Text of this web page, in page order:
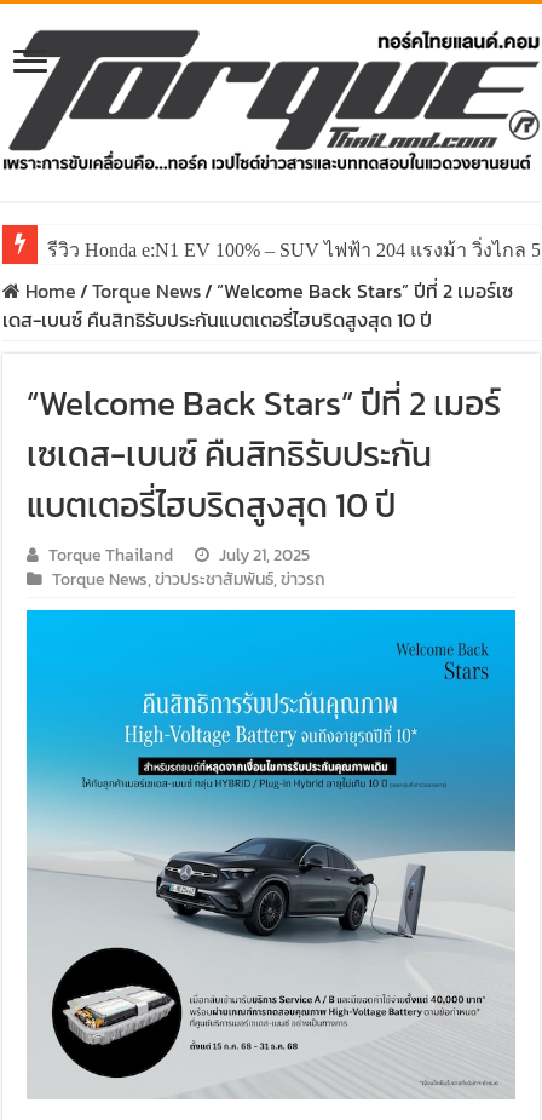
รีวิว Honda e:N1 EV 100% – SUV ไฟฟ้า 204 แรงม้า วิ่งไกล
รีวิว ลองขับ All New GWM HAVAL H6 ปรับโฉมหน้าใหม่
Home/Torque News/“Welcome Back Stars” ปีที่ 2 เมอร์เซ
เดส-เบนซ์ คืนสิทธิรับประกันแบตเตอรี่ไฮบริดสูงสุด 10 ปี
“Welcome Back Stars” ปีที่ 2 เมอร์
เซเดส-เบนซ์ คืนสิทธิรับประกัน
แบตเตอรี่ไฮบริดสูงสุด 10 ปี
Torque Thailand
July 21, 2025
Torque News,ข่าวประชาสัมพันธ์,ข่าวรถ